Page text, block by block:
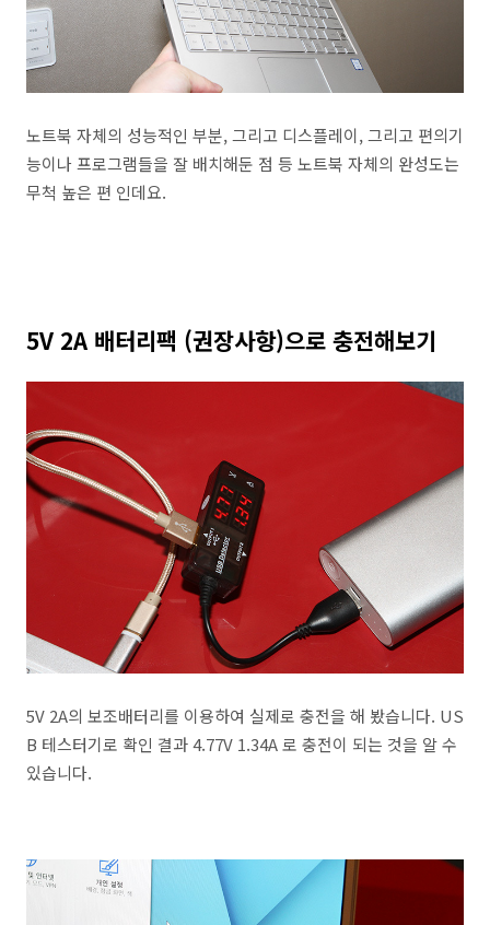
노트북 자체의 성능적인 부분, 그리고 디스플레이, 그리고 편의기
능이나 프로그램들을 잘 배치해둔 점 등 노트북 자체의 완성도는
무척 높은 편 인데요.
5V 2A 배터리팩 (권장사항)으로 충전해보기
5V 2A의 보조배터리를 이용하여 실제로 충전을 해 봤습니다. US
B 테스터기로 확인 결과 4.77V 1.34A 로 충전이 되는 것을 알 수
있습니다.